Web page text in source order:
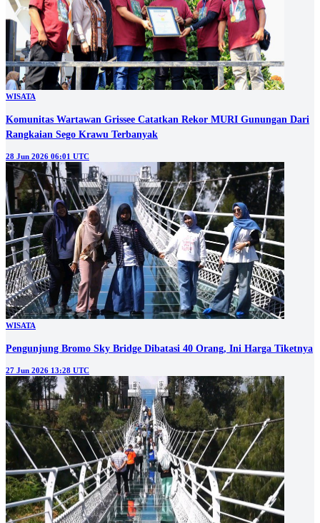
WISATA
Komunitas Wartawan Grissee Catatkan Rekor MURI Gunungan Dari
Rangkaian Sego Krawu Terbanyak
28 Jun 2026 06:01 UTC
WISATA
Pengunjung Bromo Sky Bridge Dibatasi 40 Orang, Ini Harga Tiketnya
27 Jun 2026 13:28 UTC